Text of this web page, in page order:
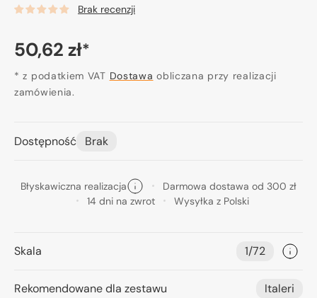
Brak recenzji
Cena
regularna
50,62 zł*
* z podatkiem VAT Dostawa obliczana przy realizacji
zamówienia.
Dostępność Brak
Błyskawiczna realizacja
Darmowa dostawa od 300 zł
14 dni na zwrot
Wysyłka z Polski
Skala 1/72
Rekomendowane dla zestawu Italeri